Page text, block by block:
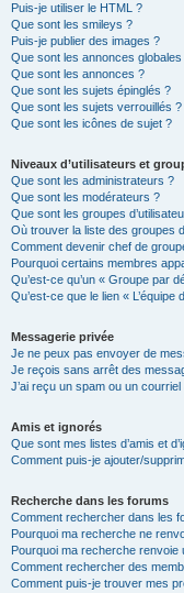
Puis-je utiliser le HTML ?
Que sont les smileys ?
Puis-je publier des images ?
Que sont les annonces globales
Que sont les annonces ?
Que sont les sujets épinglés ?
Que sont les sujets verrouillés ?
Que sont les icônes de sujet ?
Niveaux d’utilisateurs et
Que sont les administrateurs ?
Que sont les modérateurs ?
Que sont les groupes
Où trouver la liste des groupes
Comment devenir chef de
Pourquoi certains membres
Qu’est-ce qu’un « Groupe par
Qu’est-ce que le lien « L’équipe
Messagerie privée
Je ne peux pas envoyer de
Je reçois sans arrêt des
J’ai reçu un spam ou un
Amis et ignorés
Que sont mes listes d’amis et
Comment puis-je ajouter/
Recherche dans les forums
Comment rechercher dans les
Pourquoi ma recherche ne
Pourquoi ma recherche renvoie
Comment rechercher des
Comment puis-je trouver mes